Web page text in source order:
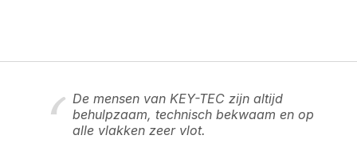
De mensen van KEY-TEC zijn altijd
behulpzaam, technisch bekwaam en op
alle vlakken zeer vlot.